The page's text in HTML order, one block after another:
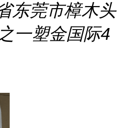
东莞市樟木头
一塑金国际4